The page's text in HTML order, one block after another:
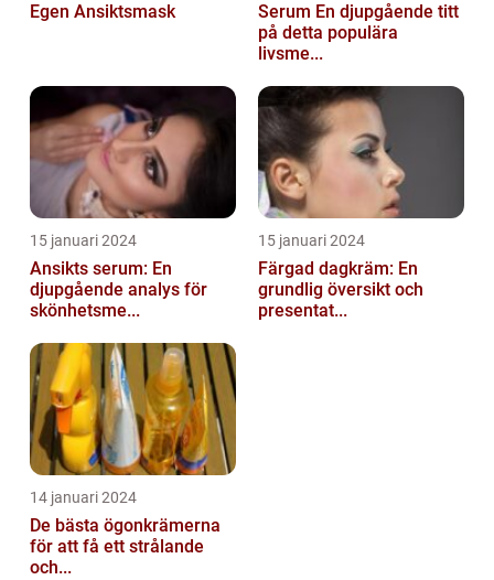
Egen Ansiktsmask
Serum En djupgående titt
på detta populära
livsme...
15 januari 2024
Ansikts serum: En
djupgående analys för
skönhetsme...
15 januari 2024
Färgad dagkräm: En
grundlig översikt och
presentat...
14 januari 2024
De bästa ögonkrämerna
för att få ett strålande
och...